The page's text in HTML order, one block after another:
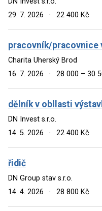
29. 7. 2026
· 22 400 Kč
pracovník/pracovnice
Charita Uherský Brod
16. 7. 2026
· 28 000 – 30
dělník v obllasti
DN Invest s.r.o.
14. 5. 2026
· 22 400 Kč
řidič
DN Group stav s.r.o.
14. 4. 2026
· 28 800 Kč